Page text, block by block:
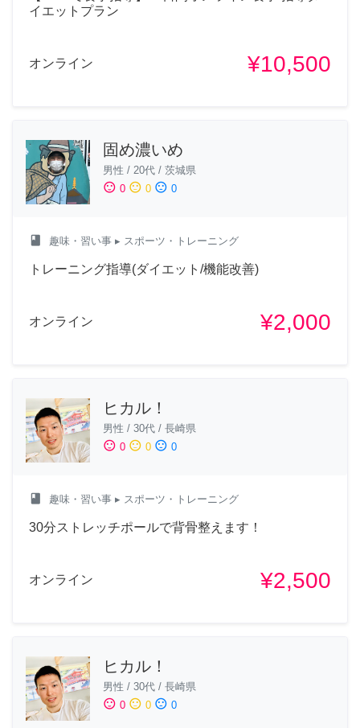
イエットプラン
オンライン ¥10,500
固め濃いめ
男性 / 20代 / 茨城県
sentiment_satisfied 0 sentiment_neutral 0 sentiment_dissatisfied 0
class 趣味・習い事 ▸ スポーツ・トレーニング
トレーニング指導(ダイエット/機能改善)
オンライン ¥2,000
ヒカル！
男性 / 30代 / 長崎県
sentiment_satisfied 0 sentiment_neutral 0 sentiment_dissatisfied 0
class 趣味・習い事 ▸ スポーツ・トレーニング
30分ストレッチポールで背骨整えます！
オンライン ¥2,500
ヒカル！
男性 / 30代 / 長崎県
sentiment_satisfied 0 sentiment_neutral 0 sentiment_dissatisfied 0